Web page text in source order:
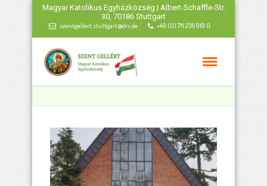
Magyar Katolikus Egyházközség | Albert-Schäffle-Str.
30, 70186 Stuttgart
szentgellert.stuttgart@drs.de +49 (0) 711 236 919 0